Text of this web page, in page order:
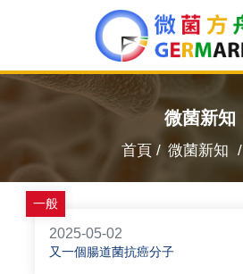
微菌新知
首頁 / 微菌新知 /
一般
2025-05-02
又一個腸道菌抗癌分子